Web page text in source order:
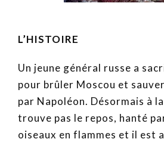
L’HISTOIRE
Un jeune général russe a
pour brûler Moscou et
par Napoléon. Désormais à
trouve pas le repos, hanté
oiseaux en flammes et il est